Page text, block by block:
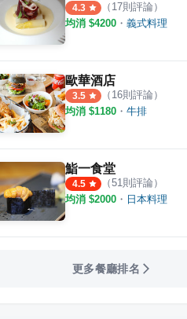
4.3 （ 17則評論）
均消 $4200 ・ 義式料理
歐華酒店
3.5 （ 16則評論）
均消 $1180 ・ 牛排
鮨一食堂
4.5 （51則評論）
均消 $2000 ・ 日本料理
更多餐廳排名